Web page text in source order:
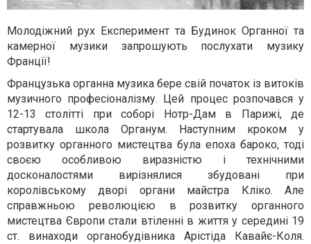
Молодіжний рух Експеримент та Будинок Органної та
камерної музики запрошують послухати музику
Франції!
Французька органна музика бере свій початок із витоків
музичного професіоналізму. Цей процес розпочався у
12-13 столітті при соборі Нотр-Дам в Парижі, де
стартувала школа Органум. Наступним кроком у
розвитку органного мистецтва була епоха бароко, тоді
своєю особливою виразністю і технічними
досконалостями вирізнялися збудовані при
королівському дворі органи майстра Кліко. Але
справжньою революцією в розвитку органного
мистецтва Європи стали втіленні в життя у середині 19
ст. винаходи органобудівника Арістіда Кавайє-Коля.